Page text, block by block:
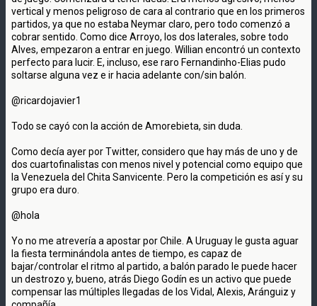
vertical y menos peligroso de cara al contrario que en los primeros
partidos, ya que no estaba Neymar claro, pero todo comenzó a
cobrar sentido. Como dice Arroyo, los dos laterales, sobre todo
Alves, empezaron a entrar en juego. Willian encontró un contexto
perfecto para lucir. E, incluso, ese raro Fernandinho-Elias pudo
soltarse alguna vez e ir hacia adelante con/sin balón.
@ricardojavier1
Todo se cayó con la acción de Amorebieta, sin duda.
Como decía ayer por Twitter, considero que hay más de uno y de
dos cuartofinalistas con menos nivel y potencial como equipo que
la Venezuela del Chita Sanvicente. Pero la competición es así y su
grupo era duro.
@hola
Yo no me atrevería a apostar por Chile. A Uruguay le gusta aguar
la fiesta terminándola antes de tiempo, es capaz de
bajar/controlar el ritmo al partido, a balón parado le puede hacer
un destrozo y, bueno, atrás Diego Godín es un activo que puede
compensar las múltiples llegadas de los Vidal, Alexis, Aránguiz y